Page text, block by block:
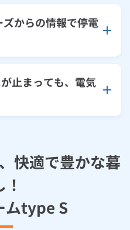
からの情報で停電
止まっても、電気
快適で豊かな暮
ムtype S